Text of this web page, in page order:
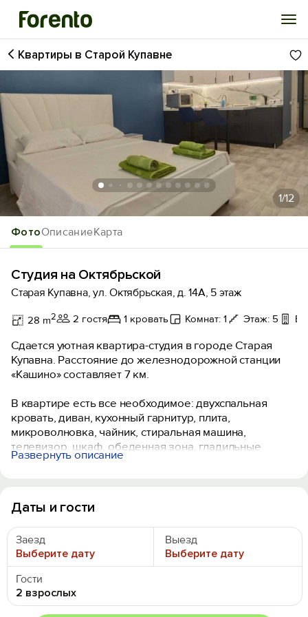
Войти
История просмотра
Добавить свой объект
ФотоОписаниеКарта
Квартиры в Старой Купавне
1/12
Студия на Октябрьской
Старая Купавна, ул. Октябрьская, д. 14А, 5 этаж
28 m2 2 гостя 1 кровать Комнат: 1 Этаж: 5
Сдается уютная квартира-студия в городе Старая
Купавна. Расстояние до железнодорожной станции
«Кашино» составляет 7 км.
В квартире есть все необходимое: двухспальная
кровать, диван, кухонный гарнитур, плита,
микроволновка, чайник, стиральная машина,
телевизор, шкаф, обеденная зона, гладильные
принадлежности, Wi-Fi. Предоставляются туалетно-
Залог 2000 рублей, возвращается при выезде, после
проверки квартиры.
Наши преимущества:
- Бесконтактное заселение.
- В квартире есть всё необходимое даже для
длительного проживания.
- Используем профессиональные средства и следим
Развернуть описание
Даты и гости
Заезд
Выберите дату
Выезд
Выберите дату
Гости
2 взрослых